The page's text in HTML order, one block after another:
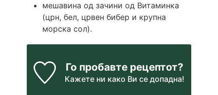
мешавина од зачини од Витаминка
(црн, бел, црвен бибер и крупна
морска сол).
Го пробавте рецептот?
Кажете ни како Ви се допадна!